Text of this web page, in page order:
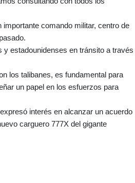
comando militar, centro de
estadounidenses en tránsito a través
los talibanes, es fundamental para
un papel en los esfuerzos para
interés en alcanzar un acuerdo
carguero 777X del gigante